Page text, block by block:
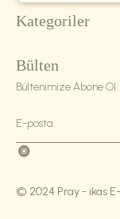
Kategoriler
Bülten
Bültenimize Abone Ol
© 2024 Pray - ikas E-